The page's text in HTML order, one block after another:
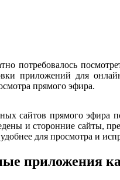
потребовалось
приложений для
прямого эфира.
сайтов прямого эфира
и сторонние сайты,
для просмотра и
приложения